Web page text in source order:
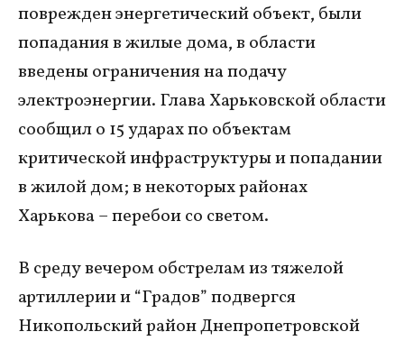
поврежден энергетический объект, были
попадания в жилые дома, в области
введены ограничения на подачу
электроэнергии. Глава Харьковской области
сообщил о 15 ударах по объектам
критической инфраструктуры и попадании
в жилой дом; в некоторых районах
Харькова – перебои со светом.
В среду вечером обстрелам из тяжелой
артиллерии и “Градов” подвергся
Никопольский район Днепропетровской